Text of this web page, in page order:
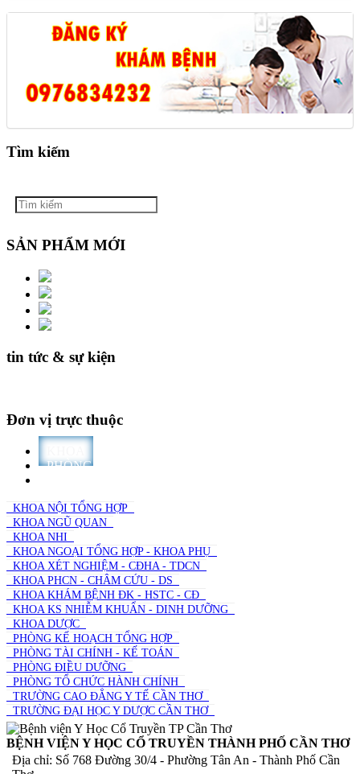
Tìm kiếm
SẢN PHẨM MỚI
tin tức & sự kiện
Đơn vị trực thuộc
PHÒNG
KHOA NỘI TỔNG HỢP
KHOA NGŨ QUAN
KHOA NHI
KHOA NGOẠI TỔNG HỢP - KHOA PHỤ
KHOA XÉT NGHIỆM - CĐHA - TDCN
KHOA PHCN - CHÂM CỨU - DS
KHOA KHÁM BỆNH ĐK - HSTC - CĐ
KHOA KS NHIỄM KHUẨN - DINH DƯỠNG
KHOA DƯỢC
PHÒNG KẾ HOẠCH TỔNG HỢP
PHÒNG TÀI CHÍNH - KẾ TOÁN
PHÒNG ĐIỀU DƯỠNG
PHÒNG TỔ CHỨC HÀNH CHÍNH
TRƯỜNG CAO ĐẲNG Y TẾ CẦN THƠ
TRƯỜNG ĐẠI HỌC Y DƯỢC CẦN THƠ
BỆNH VIỆN Y HỌC CỔ TRUYỀN THÀNH PHỐ CẦN THƠ
Địa chỉ: Số 768 Đường 30/4 - Phường Tân An - Thành Phố Cần